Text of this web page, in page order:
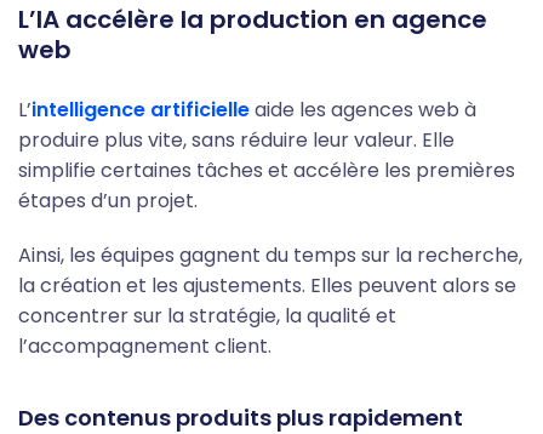
L’IA accélère la production en agence
web
L’intelligence artificielleaide les agences web à
produire plus vite, sans réduire leur valeur. Elle
simplifie certaines tâches et accélère les premières
étapes d’un projet.
Ainsi, les équipes gagnent du temps sur la recherche,
la création et les ajustements. Elles peuvent alors se
concentrer sur la stratégie, la qualité et
l’accompagnement client.
Des contenus produits plus rapidement